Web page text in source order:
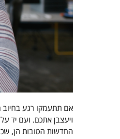
אם תתעמקו רגע בחיוב
ויעצבן אתכם. ועם יד
החדשות הטובות הן,